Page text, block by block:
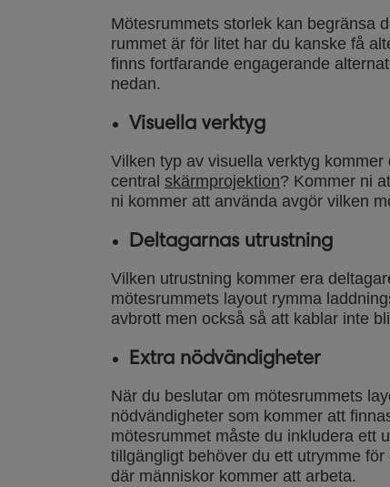
Mötesrummets storlek kan begränsa
rummet är för litet har du kanske få
finns fortfarande engagerande
nedan.
Visuella verktyg
Vilken typ av visuella verktyg
central skärmprojektion? Kommer ni
ni kommer att använda avgör vilken
Deltagarnas utrustning
Vilken utrustning kommer era
mötesrummets layout rymma
avbrott men också så att kablar inte
Extra nödvändigheter
När du beslutar om mötesrummets
nödvändigheter som kommer att
mötesrummet måste du inkludera ett
tillgängligt behöver du ett utrymme
där människor kommer att arbeta.